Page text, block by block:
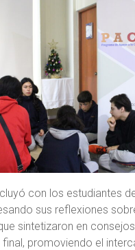
con los estudiantes
sus reflexiones
sintetizaron en
final, promoviendo el